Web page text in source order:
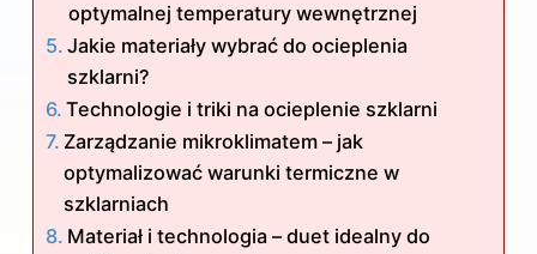
optymalnej temperatury wewnętrznej
Jakie materiały wybrać do ocieplenia
szklarni?
Technologie i triki na ocieplenie szklarni
Zarządzanie mikroklimatem – jak
optymalizować warunki termiczne w
szklarniach
Materiał i technologia – duet idealny do